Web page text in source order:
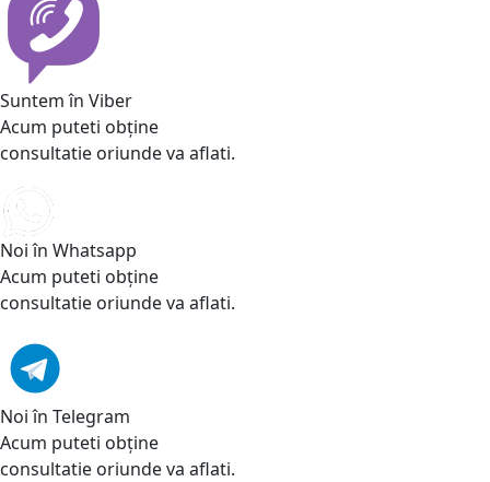
Suntem în Viber
Acum puteti obține
consultatie oriunde va aflati.
Noi în Whatsapp
Acum puteti obține
consultatie oriunde va aflati.
Noi în Telegram
Acum puteti obține
consultatie oriunde va aflati.